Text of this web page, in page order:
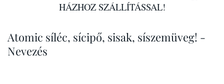
HÁZHOZ SZÁLLÍTÁSSAL!
Atomic síléc, sícipő, sisak, síszemüveg! -
Nevezés